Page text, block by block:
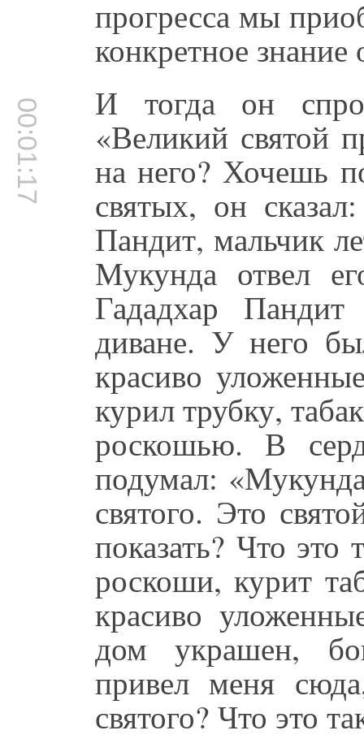
прогресса мы
конкретное знание
00:01:17 И тогда он
«Великий святой
на него? Хочешь
святых, он
Пандит, мальчик
Мукунда отвел
Гададхар
диване. У него
красиво
курил трубку,
роскошью. В
подумал:
святого. Это
показать? Что это
роскоши, курит
красиво
дом украшен,
привел меня
святого? Что это